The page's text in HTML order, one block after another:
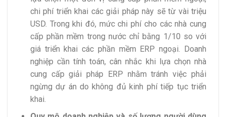
chi phí triển khai các giải pháp này sẽ từ vài triệu
USD. Trong khi đó, mức chi phí cho các nhà cung
cấp phần mềm trong nước chỉ bằng 1/10 so với
giá triển khai các phần mềm ERP ngoại. Doanh
nghiệp cần tính toán, cân nhắc khi lựa chọn nhà
cung cấp giải pháp ERP nhằm tránh việc phải
ngừng dự án do không đủ kinh phí tiếp tục triển
khai.